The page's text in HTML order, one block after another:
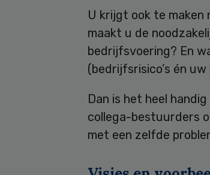
U krijgt ook te maken
maakt u de
bedrijfsvoering? En
(bedrijfsrisico’s én
Dan is het heel
collega-bestuurders
met een zelfde